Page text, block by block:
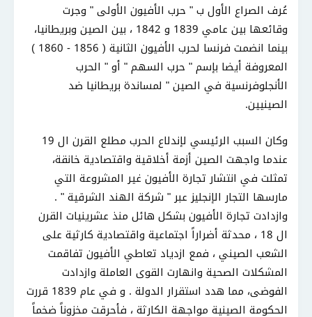
عُرف الصراع الأول ب " حرب الأفيون الأولى " وجرت
وقائعها بين عامي 1839 و 1842 ، بين الصين وبريطانيا،
بينما انضمت فرنسا لحرب الأفيون الثانية ( 1856 - 1860 )
المعروفة أيضا بإسم " حرب السهم " أو " الحرب
الأنجلوفرنسية في الصين " لمساندة بريطانيا ضد
الصينيين.
وكان السبب الرئيسي لإندلاع الحرب مطلع القرن ال 19
عندما واجهت الصين أزمة أخلاقية واقتصادية خانقة،
تمثلت في انتشار تجارة الأفيون غير المشروعة التي
مارسها التجار الإنجليز عبر " شركة الهند الشرقية " .
وازدادت تجارة الأفيون بشكل هائل منذ عشرينيات القرن
ال 18 ، محدثة أضراراً اجتماعية واقتصادية كارثية على
الشعب الصيني ، فمع ازدياد تعاطي الأفيون تفاقمت
المشكلات الصحية وانهارت القوى العاملة وازدادت
الفوضى، مما هدد استقرار الدولة . و في عام 1839 قررت
الحكومة الصينية مواجهة الكارثة ، فأحرقت مخزوناً ضخماً